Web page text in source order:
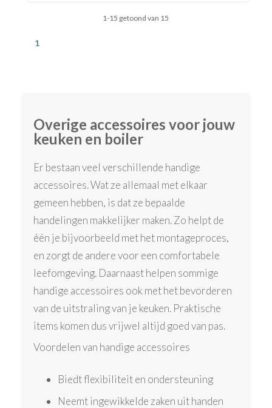
1-15 getoond van 15
1
Overige accessoires voor jouw
keuken en boiler
Er bestaan veel verschillende handige
accessoires. Wat ze allemaal met elkaar
gemeen hebben, is dat ze bepaalde
handelingen makkelijker maken. Zo helpt de
één je bijvoorbeeld met het montageproces,
en zorgt de andere voor een comfortabele
leefomgeving. Daarnaast helpen sommige
handige accessoires ook met het bevorderen
van de uitstraling van je keuken. Praktische
items komen dus vrijwel altijd goed van pas.
Voordelen van handige accessoires
Biedt flexibiliteit en ondersteuning
Neemt ingewikkelde zaken uit handen